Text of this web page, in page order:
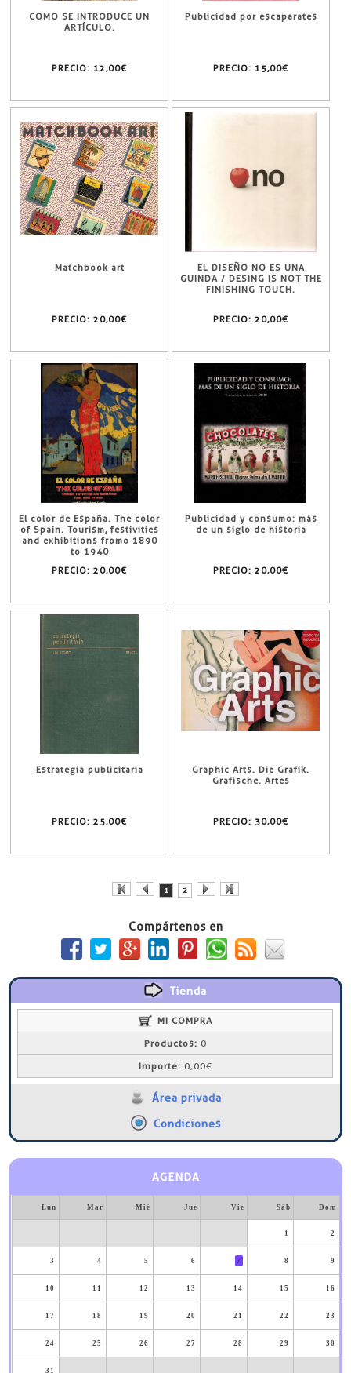
COMO SE INTRODUCE UN
ARTÍCULO.
PRECIO: 12,00€
Publicidad por escaparates
PRECIO: 15,00€
Matchbook art
PRECIO: 20,00€
EL DISEÑO NO ES UNA
GUINDA / DESING IS NOT THE
FINISHING TOUCH.
PRECIO: 20,00€
El color de España. The color
of Spain. Tourism, festivities
and exhibitions fromo 1890
to 1940
PRECIO: 20,00€
Publicidad y consumo: más
de un siglo de historia
PRECIO: 20,00€
Estrategia publicitaria
PRECIO: 25,00€
Graphic Arts. Die Grafik.
Grafische. Artes
PRECIO: 30,00€
1 2
Compártenos en
Tienda
MI COMPRA
Productos: 0
Importe: 0,00€
Área privada
Condiciones
AGENDA
Lun Mar Mié Jue Vie Sáb Dom
1 2
3 4 5 6 7 8 9
10 11 12 13 14 15 16
17 18 19 20 21 22 23
24 25 26 27 28 29 30
31